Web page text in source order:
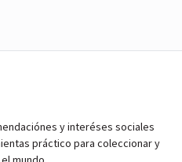
y interéses sociales
práctico para coleccionar y